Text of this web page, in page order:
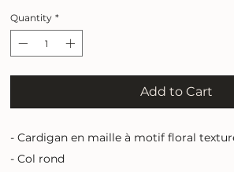
Quantity *
Add to Cart
- Cardigan en maille à motif floral
- Col rond